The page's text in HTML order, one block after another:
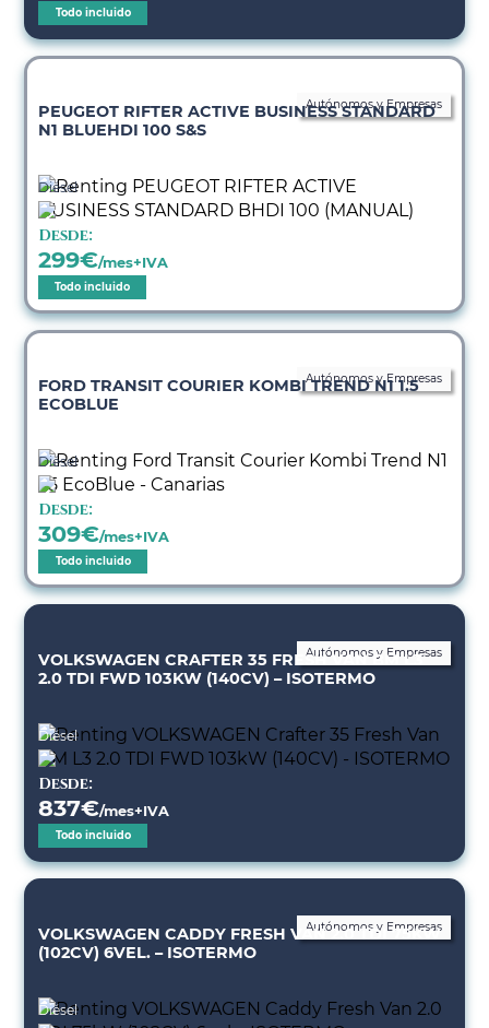
Autónomos y Empresas
Todo incluido
PEUGEOT RIFTER ACTIVE BUSINESS STANDARD
N1 BLUEHDI 100 S&S
Diésel
Autónomos y Empresas
Desde:
299€/mes+IVA
Todo incluido
FORD TRANSIT COURIER KOMBI TREND N1 1.5
ECOBLUE
Diésel
Autónomos y Empresas
Desde:
309€/mes+IVA
Todo incluido
VOLKSWAGEN CRAFTER 35 FRESH VAN BM L3
2.0 TDI FWD 103KW (140CV) – ISOTERMO
Diésel
Autónomos y Empresas
Desde:
837€/mes+IVA
Todo incluido
VOLKSWAGEN CADDY FRESH VAN 2.0 TDI 75KW
(102CV) 6VEL. – ISOTERMO
Diésel